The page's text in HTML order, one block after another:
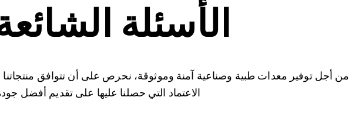
الأسئلة
من أجل توفير معدات طبية وصناعية آمنة وموثوقة، نحرص على أن تتوافق منتجاتنا
الاعتماد التي حصلنا عليها على تقديم أفضل